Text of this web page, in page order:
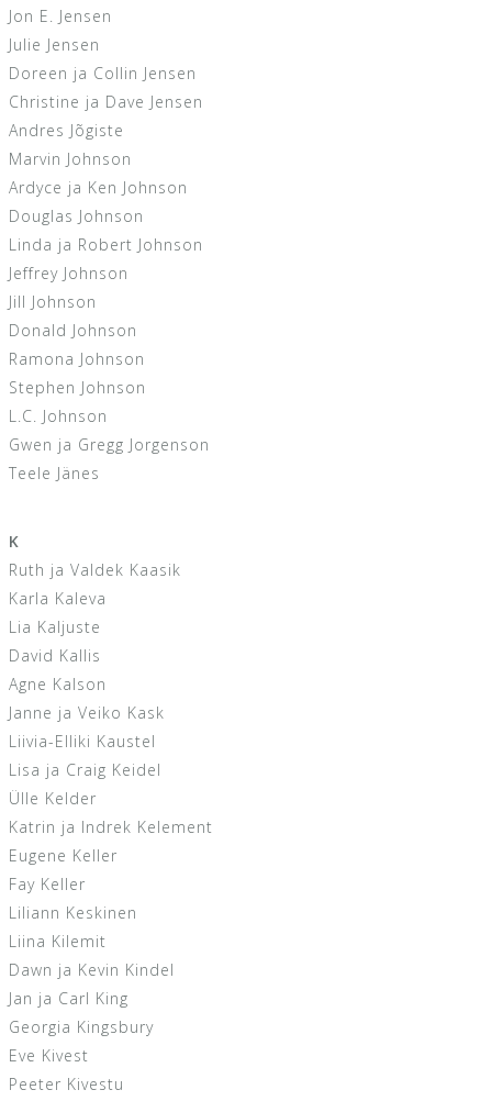
Jon E. Jensen
Julie Jensen
Doreen ja Collin Jensen
Christine ja Dave Jensen
Andres Jõgiste
Marvin Johnson
Ardyce ja Ken Johnson
Douglas Johnson
Linda ja Robert Johnson
Jeffrey Johnson
Jill Johnson
Donald Johnson
Ramona Johnson
Stephen Johnson
L.C. Johnson
Gwen ja Gregg Jorgenson
Teele Jänes
K
Ruth ja Valdek Kaasik
Karla Kaleva
Lia Kaljuste
David Kallis
Agne Kalson
Janne ja Veiko Kask
Liivia-Elliki Kaustel
Lisa ja Craig Keidel
Ülle Kelder
Katrin ja Indrek Kelement
Eugene Keller
Fay Keller
Liliann Keskinen
Liina Kilemit
Dawn ja Kevin Kindel
Jan ja Carl King
Georgia Kingsbury
Eve Kivest
Peeter Kivestu